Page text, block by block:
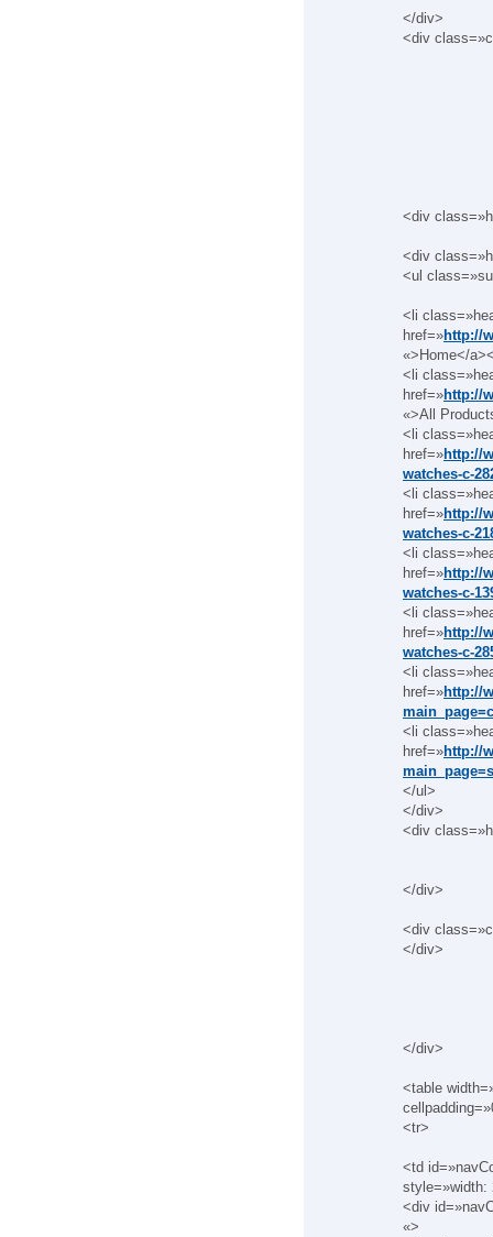
</div>
<div
<div
<div
<ul
<li
href=»http://
«>Home</
<li
href=»http://
«>All
<li
href=»http://
watches-c-
<li
href=»http://
watches-c-
<li
href=»http://
watches-c-
<li
href=»http://
watches-c-
<li
href=»http://
<li
href=»http://
</ul>
</div>
<div
</div>
<div
</div>
</div>
<table
<tr>
<td
style=»width:
<div
«>